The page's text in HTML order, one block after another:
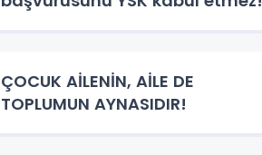
ÇOCUK AİLENİN, AİLE DE
TOPLUMUN AYNASIDIR!